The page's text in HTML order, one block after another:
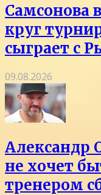
Самсонова
круг
сыграет с
09.08.2026
Александр
не хочет
тренером